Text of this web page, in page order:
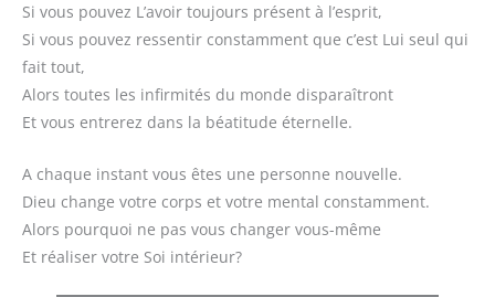
Si vous pouvez L’avoir toujours présent à l’esprit,
Si vous pouvez ressentir constamment que c’est Lui seul qui
fait tout,
Alors toutes les infirmités du monde disparaîtront
Et vous entrerez dans la béatitude éternelle.
A chaque instant vous êtes une personne nouvelle.
Dieu change votre corps et votre mental constamment.
Alors pourquoi ne pas vous changer vous-même
Et réaliser votre Soi intérieur?